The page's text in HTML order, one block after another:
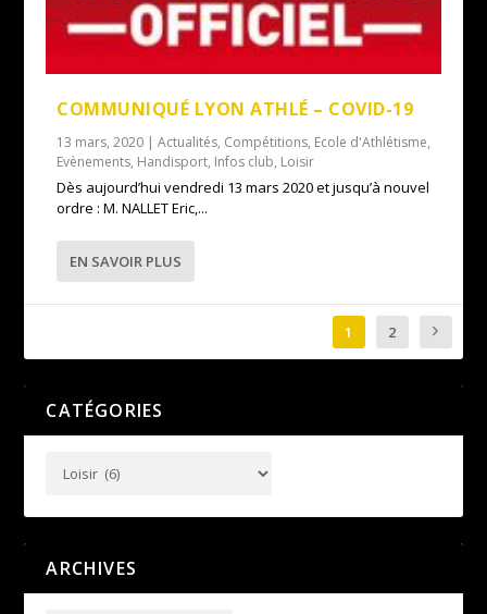
COMMUNIQUÉ LYON ATHLÉ – COVID-19
13 mars, 2020 |Actualités, Compétitions, Ecole d'Athlétisme,
Evènements, Handisport, Infos club, Loisir
Dès aujourd’hui vendredi 13 mars 2020 et jusqu’à nouvel
ordre : M. NALLET Eric,...
EN SAVOIR PLUS
1 2
CATÉGORIES
ARCHIVES